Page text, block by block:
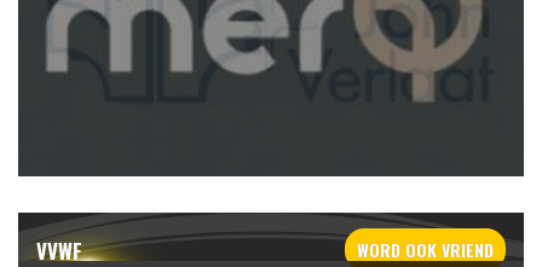
VVWF WORD OOKVRIEND